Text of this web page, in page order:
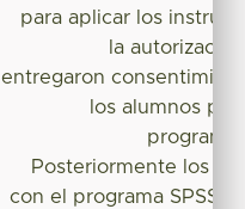
para aplicar los
la
entregaron
los alumnos
programa
Posteriormente los
con el programa SPSS